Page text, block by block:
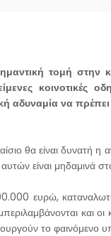
τομή στην
αδυναμία να
θα είναι δυνατή
είναι μηδαμινά
ευρώ,
και οι
το φαινόμενο